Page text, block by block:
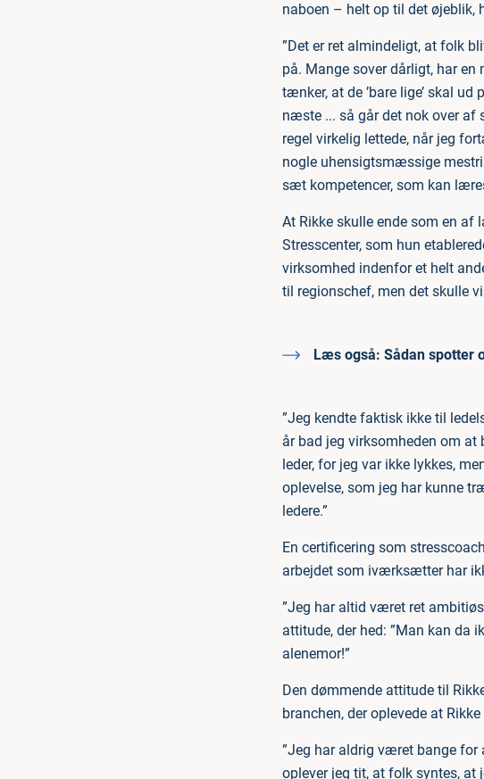
naboen – helt op til det øjeblik,
”Det er ret almindeligt, at folk
på. Mange sover dårligt, har
tænker, at de ’bare lige’ skal
næste ... så går det nok over af
regel virkelig lettede, når jeg
nogle uhensigtsmæssige
sæt kompetencer, som kan
At Rikke skulle ende som en af
Stresscenter, som hun
virksomhed indenfor et helt
til regionschef, men det skulle
Læs også: Sådan spotter
”Jeg kendte faktisk ikke til
år bad jeg virksomheden om
leder, for jeg var ikke lykkes,
oplevelse, som jeg har kunne
ledere.”
En certificering som
arbejdet som iværksætter har
”Jeg har altid været ret
attitude, der hed: ”Man kan
alenemor!”
Den dømmende attitude til
branchen, der oplevede at
”Jeg har aldrig været bange
oplever jeg tit, at folk syntes, at